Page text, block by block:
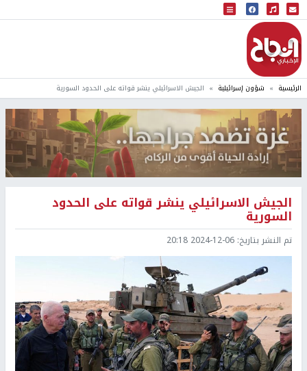
البث المباشر
إذاعة النجاح
الرئيسية شؤون إسرائيلية الجيش الاسرائيلي ينشر قواته على الحدود السورية
الجيش الاسرائيلي ينشر قواته على الحدود
السورية
تم النشر بتاريخ: 2024-12-06 20:18